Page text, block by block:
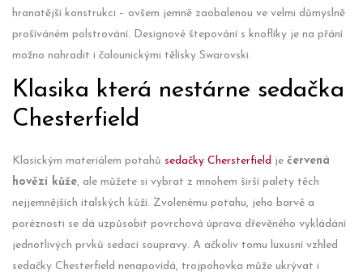
hranatější konstrukci – ovšem jemně zaobalenou ve velmi důmyslně
prošíváném polstrování. Designové štepování s knoflíky je na přání
možno nahradit i čalounickými tělísky Swarovski.
Klasika která nestárne sedačka
Chesterfield
Klasickým materiálem potahů sedačky Chersterfield je červená
hovězí kůže, ale můžete si vybrat z mnohem širší palety těch
nejjemnějších italských kůží. Zvolenému potahu, jeho barvě a
poréznosti se dá uzpůsobit povrchová úprava dřevěného vykládání
jednotlivých prvků sedací soupravy. A ačkoliv tomu luxusní vzhled
sedačky Chesterfield nenapovídá, trojpohovka může ukrývat i